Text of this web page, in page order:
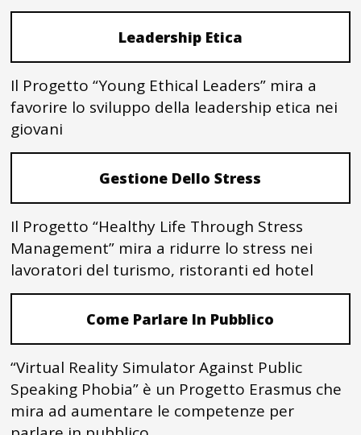
Leadership Etica
Il Progetto “Young Ethical Leaders” mira a
favorire lo sviluppo della leadership etica nei
giovani
Gestione Dello Stress
Il Progetto “Healthy Life Through Stress
Management” mira a ridurre lo stress nei
lavoratori del turismo, ristoranti ed hotel
Come Parlare In Pubblico
“Virtual Reality Simulator Against Public
Speaking Phobia” è un Progetto Erasmus che
mira ad aumentare le competenze per